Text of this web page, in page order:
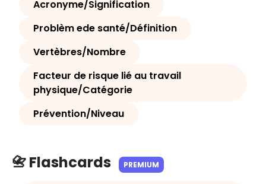
Acronyme/Signification
Problèm ede santé/Définition
Vertèbres/Nombre
Facteur de risque lié au travail
physique/Catégorie
Prévention/Niveau
📇 Flashcards PREMIUM